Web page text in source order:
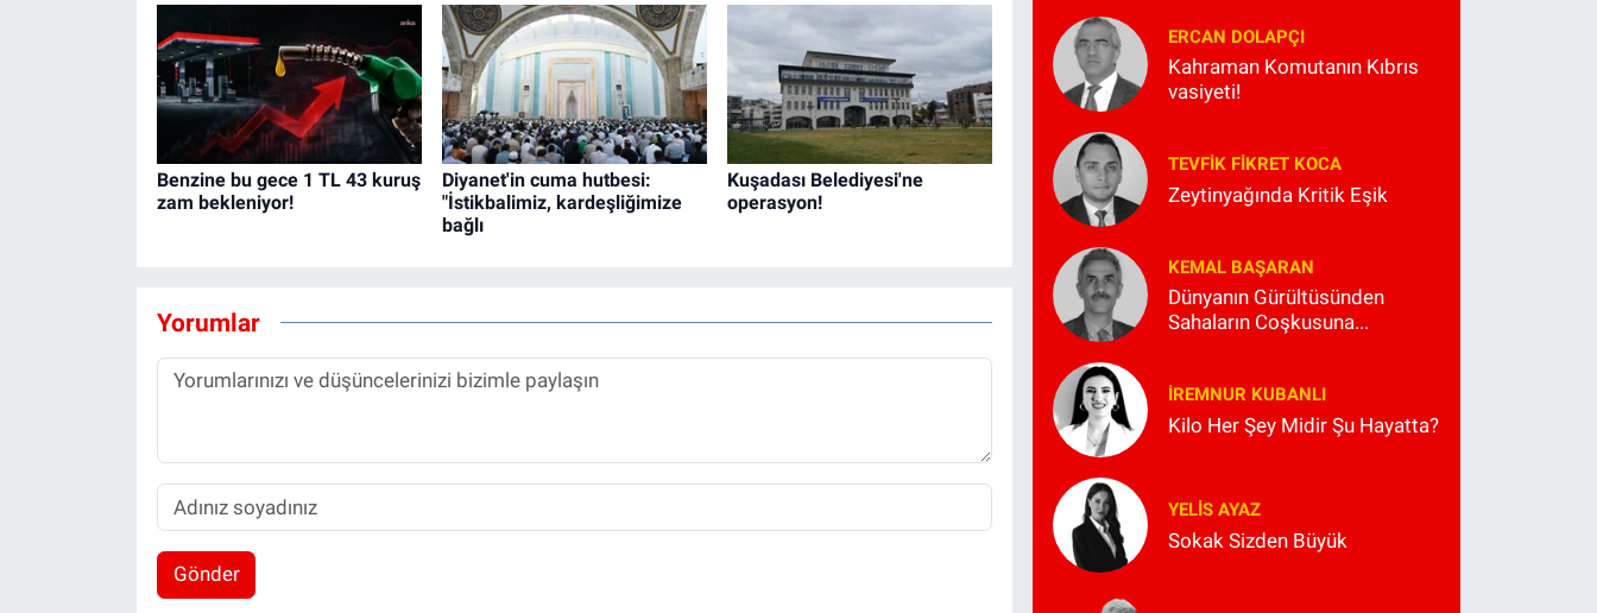
Benzine bu gece 1 TL 43 kuruş
zam bekleniyor!
Diyanet'in cuma hutbesi:
"İstikbalimiz, kardeşliğimize
bağlı
Kuşadası Belediyesi'ne
operasyon!
Yorumlar
Gönder
ERCAN DOLAPÇI
Kahraman Komutanın Kıbrıs
vasiyeti!
TEVFIK FIKRET KOCA
Zeytinyağında Kritik Eşik
KEMAL BAŞARAN
Dünyanın Gürültüsünden
Sahaların Coşkusuna...
İREMNUR KUBANLI
Kilo Her Şey Midir Şu Hayatta?
YELIS AYAZ
Sokak Sizden Büyük